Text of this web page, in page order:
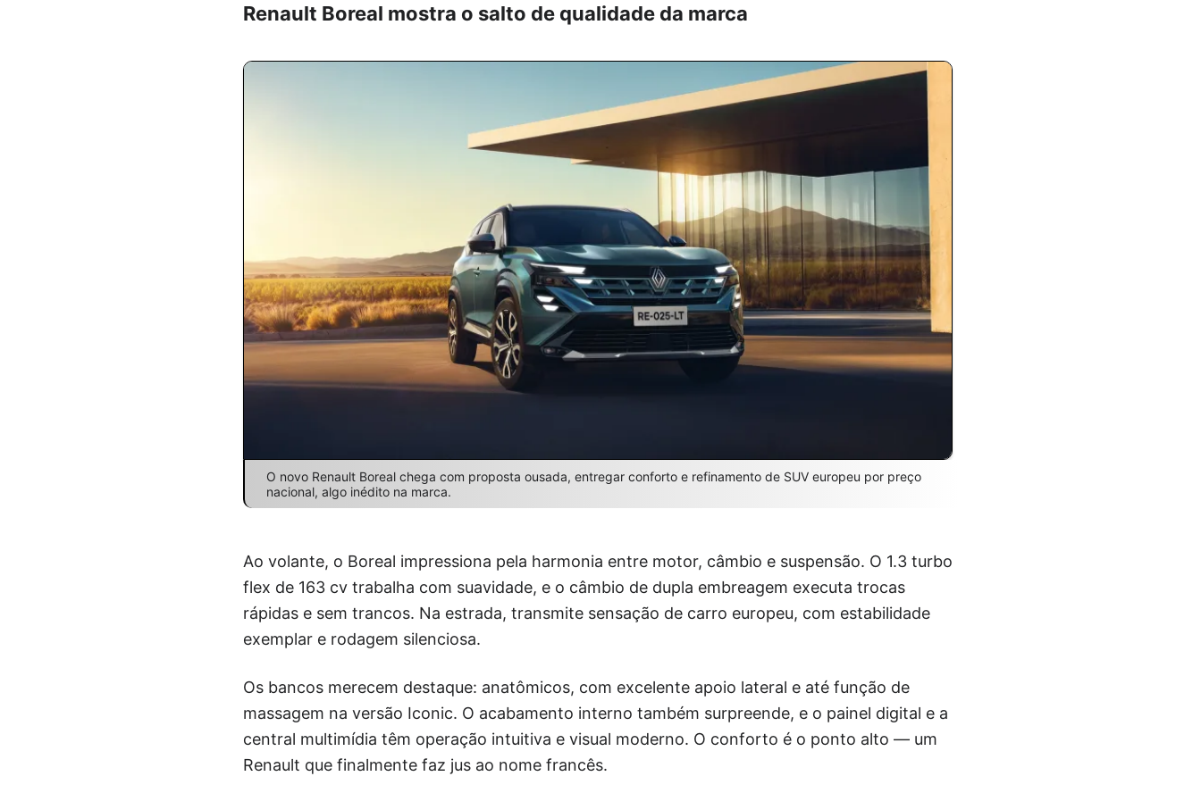
Renault Boreal mostra o salto de qualidade da marca
O novo Renault Boreal chega com proposta ousada, entregar conforto e refinamento de SUV europeu por preço
nacional, algo inédito na marca.
Ao volante, o Boreal impressiona pela harmonia entre motor, câmbio e suspensão. O 1.3 turbo
flex de 163 cv trabalha com suavidade, e o câmbio de dupla embreagem executa trocas
rápidas e sem trancos. Na estrada, transmite sensação de carro europeu, com estabilidade
exemplar e rodagem silenciosa.
Os bancos merecem destaque: anatômicos, com excelente apoio lateral e até função de
massagem na versão Iconic. O acabamento interno também surpreende, e o painel digital e a
central multimídia têm operação intuitiva e visual moderno. O conforto é o ponto alto — um
Renault que finalmente faz jus ao nome francês.